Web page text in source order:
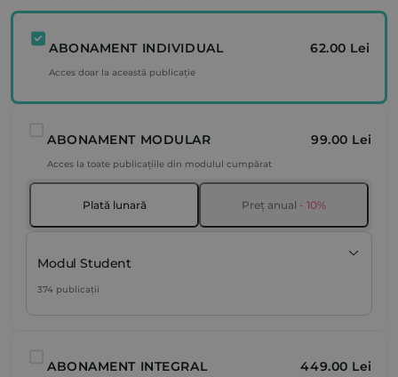
ABONAMENT INDIVIDUAL 62.00 Lei
Acces doar la această publicație
ABONAMENT MODULAR 99.00 Lei
Acces la toate publicațiile din modulul cumpărat
Plată lunară Preț anual - 10%
Modul Student
374 publicații
ABONAMENT INTEGRAL 449.00 Lei